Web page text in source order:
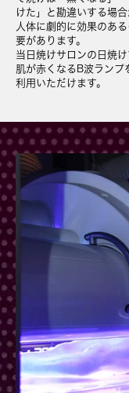
けた」と勘違いする場
人体に劇的に効果のあ
要があります。
当日焼けサロンの日焼
肌が赤くなるB波ランプ
利用いただけます。